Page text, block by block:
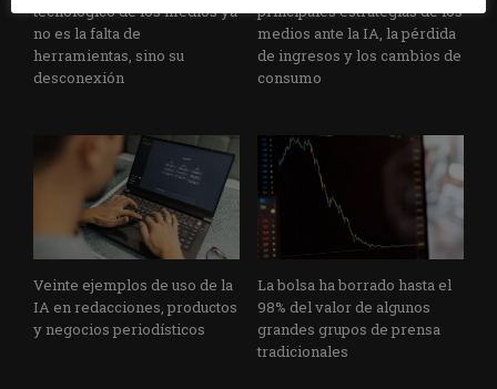
tecnológico de los medios ya
no es la falta de
herramientas, sino su
desconexión
principales estrategias de los
medios ante la IA, la pérdida
de ingresos y los cambios de
consumo
Veinte ejemplos de uso de la
IA en redacciones, productos
y negocios periodísticos
La bolsa ha borrado hasta el
98% del valor de algunos
grandes grupos de prensa
tradicionales